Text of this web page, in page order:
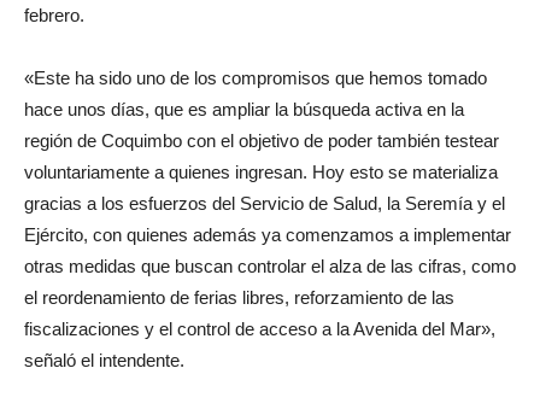
febrero.
«Este ha sido uno de los compromisos que hemos tomado
hace unos días, que es ampliar la búsqueda activa en la
región de Coquimbo con el objetivo de poder también testear
voluntariamente a quienes ingresan. Hoy esto se materializa
gracias a los esfuerzos del Servicio de Salud, la Seremía y el
Ejército, con quienes además ya comenzamos a implementar
otras medidas que buscan controlar el alza de las cifras, como
el reordenamiento de ferias libres, reforzamiento de las
fiscalizaciones y el control de acceso a la Avenida del Mar»,
señaló el intendente.